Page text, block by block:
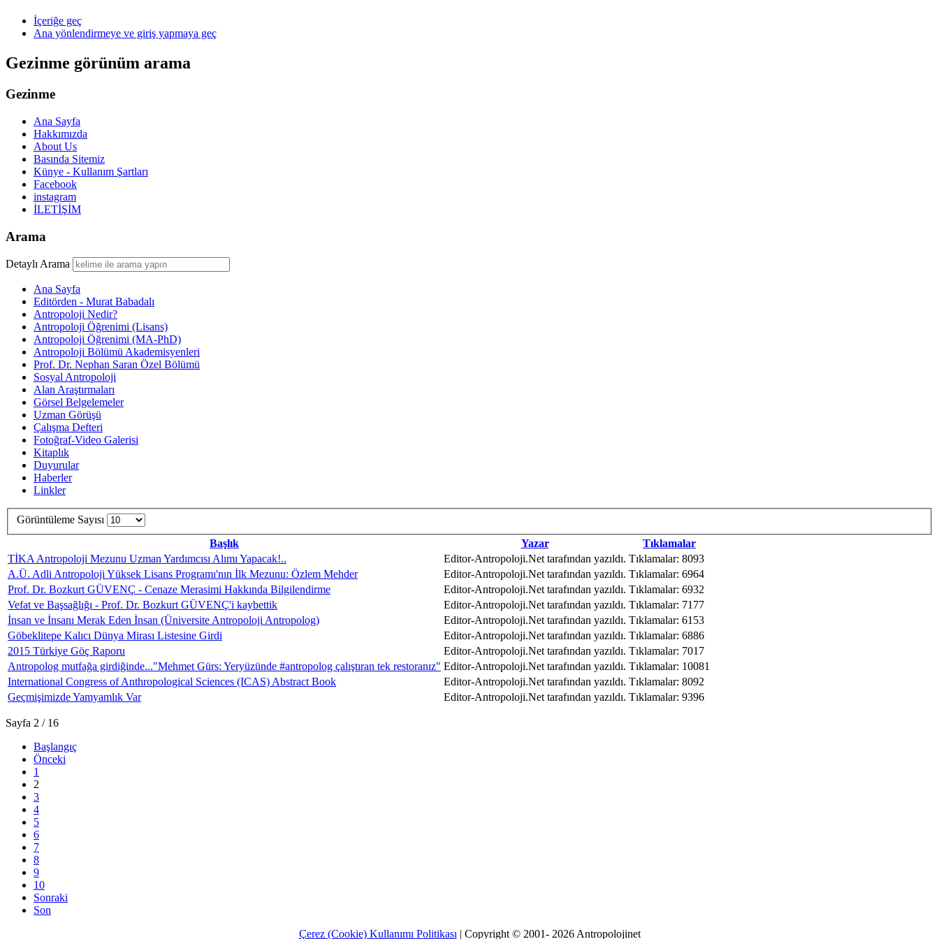
İçeriğe geç
Ana yönlendirmeye ve giriş yapmaya geç
Gezinme görünüm arama
Gezinme
Ana Sayfa
Hakkımızda
About Us
Basında Sitemiz
Künye - Kullanım Şartları
Facebook
instagram
İLETİŞİM
Arama
Detaylı Arama
Ana Sayfa
Editörden - Murat Babadalı
Antropoloji Nedir?
Antropoloji Öğrenimi (Lisans)
Antropoloji Öğrenimi (MA-PhD)
Antropoloji Bölümü Akademisyenleri
Prof. Dr. Nephan Saran Özel Bölümü
Sosyal Antropoloji
Alan Araştırmaları
Görsel Belgelemeler
Uzman Görüşü
Çalışma Defteri
Fotoğraf-Video Galerisi
Kitaplık
Duyurular
Haberler
Linkler
Görüntüleme Sayısı
Başlık
Yazar
Tıklamalar
TİKA Antropoloji Mezunu Uzman Yardımcısı Alımı Yapacak!..
Editor-Antropoloji.Net tarafından yazıldı. Tıklamalar: 8093
A.Ü. Adli Antropoloji Yüksek Lisans Programı'nın İlk Mezunu: Özlem Mehder
Editor-Antropoloji.Net tarafından yazıldı. Tıklamalar: 6964
Prof. Dr. Bozkurt GÜVENÇ - Cenaze Merasimi Hakkında Bilgilendirme
Editor-Antropoloji.Net tarafından yazıldı. Tıklamalar: 6932
Vefat ve Başsağlığı - Prof. Dr. Bozkurt GÜVENÇ'i kaybettik
Editor-Antropoloji.Net tarafından yazıldı. Tıklamalar: 7177
İnsan ve İnsanı Merak Eden İnsan (Üniversite Antropoloji Antropolog)
Editor-Antropoloji.Net tarafından yazıldı. Tıklamalar: 6153
Göbeklitepe Kalıcı Dünya Mirası Listesine Girdi
Editor-Antropoloji.Net tarafından yazıldı. Tıklamalar: 6886
2015 Türkiye Göç Raporu
Editor-Antropoloji.Net tarafından yazıldı. Tıklamalar: 7017
Antropolog mutfağa girdiğinde..."Mehmet Gürs: Yeryüzünde ‪#‎antropolog‬ çalıştıran tek restoranız" Editor-Antropoloji.Net tarafından yazıldı. Tıklamalar: 10081
International Congress of Anthropological Sciences (ICAS) Abstract Book
Editor-Antropoloji.Net tarafından yazıldı. Tıklamalar: 8092
Geçmişimizde Yamyamlık Var
Editor-Antropoloji.Net tarafından yazıldı. Tıklamalar: 9396
Sayfa 2 / 16
Başlangıç
Önceki
1
2
3
4
5
6
7
8
9
10
Sonraki
Son
Çerez (Cookie) Kullanımı Politikası | Copyright © 2001- 2026 Antropolojinet